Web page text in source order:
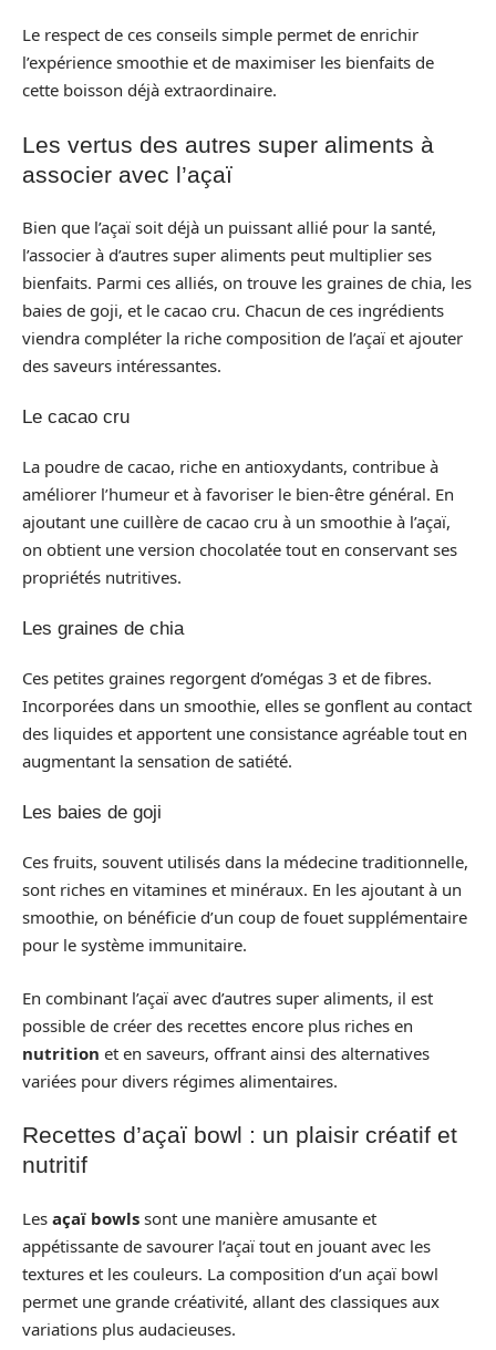
Le respect de ces conseils simple permet de enrichir
l’expérience smoothie et de maximiser les bienfaits de
cette boisson déjà extraordinaire.
Les vertus des autres super aliments à
associer avec l’açaï
Bien que l’açaï soit déjà un puissant allié pour la santé,
l’associer à d’autres super aliments peut multiplier ses
bienfaits. Parmi ces alliés, on trouve les graines de chia, les
baies de goji, et le cacao cru. Chacun de ces ingrédients
viendra compléter la riche composition de l’açaï et ajouter
des saveurs intéressantes.
Le cacao cru
La poudre de cacao, riche en antioxydants, contribue à
améliorer l’humeur et à favoriser le bien-être général. En
ajoutant une cuillère de cacao cru à un smoothie à l’açaï,
on obtient une version chocolatée tout en conservant ses
propriétés nutritives.
Les graines de chia
Ces petites graines regorgent d’omégas 3 et de fibres.
Incorporées dans un smoothie, elles se gonflent au contact
des liquides et apportent une consistance agréable tout en
augmentant la sensation de satiété.
Les baies de goji
Ces fruits, souvent utilisés dans la médecine traditionnelle,
sont riches en vitamines et minéraux. En les ajoutant à un
smoothie, on bénéficie d’un coup de fouet supplémentaire
pour le système immunitaire.
En combinant l’açaï avec d’autres super aliments, il est
possible de créer des recettes encore plus riches en
nutrition et en saveurs, offrant ainsi des alternatives
variées pour divers régimes alimentaires.
Recettes d’açaï bowl : un plaisir créatif et
nutritif
Les açaï bowls sont une manière amusante et
appétissante de savourer l’açaï tout en jouant avec les
textures et les couleurs. La composition d’un açaï bowl
permet une grande créativité, allant des classiques aux
variations plus audacieuses.